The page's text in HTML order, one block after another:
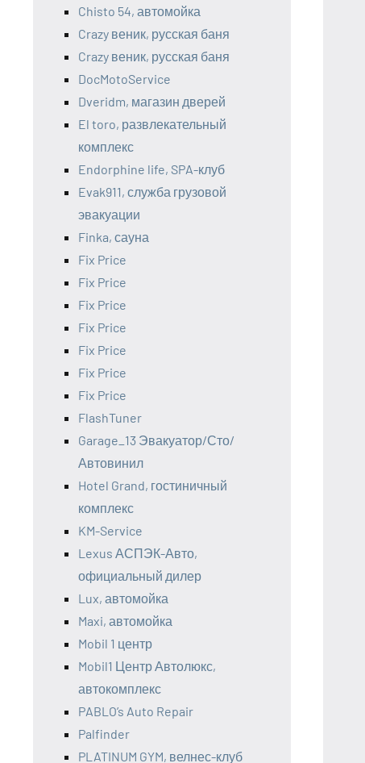
Chisto 54, автомойка
Crazy веник, русская баня
Crazy веник, русская баня
DocMotoService
Dveridm, магазин дверей
El toro, развлекательный
комплекс
Endorphine life, SPA-клуб
Evak911, служба грузовой
эвакуации
Finka, сауна
Fix Price
Fix Price
Fix Price
Fix Price
Fix Price
Fix Price
Fix Price
FlashTuner
Garage_13 Эвакуатор/Сто/
Автовинил
Hotel Grand, гостиничный
комплекс
KM-Service
Lexus АСПЭК-Авто,
официальный дилер
Lux, автомойка
Maxi, автомойка
Mobil 1 центр
Mobil1 Центр Автолюкс,
автокомплекс
PABLO’s Auto Repair
Palfinder
PLATINUM GYM, велнес-клуб